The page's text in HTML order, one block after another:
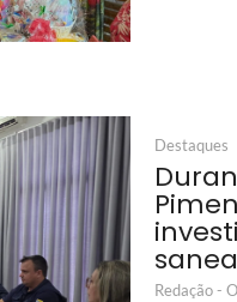
Destaques
Redação -